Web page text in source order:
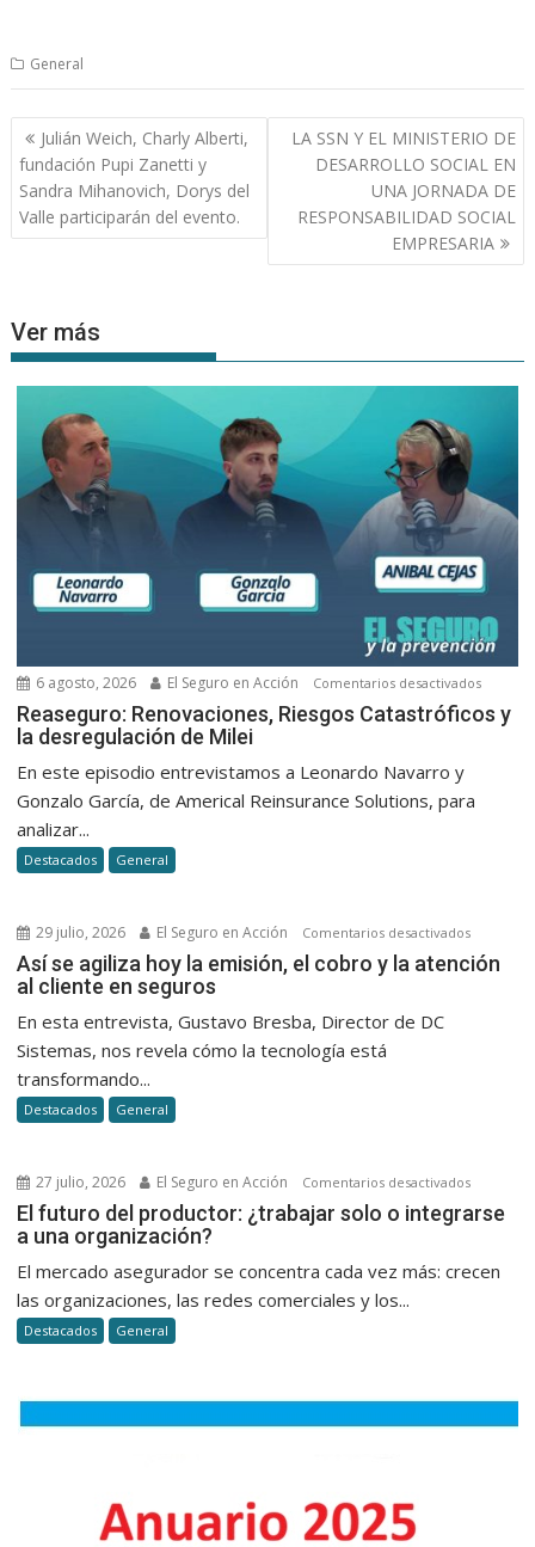
General
Navegación
de
entradas
Julián Weich, Charly Alberti,
fundación Pupi Zanetti y
Sandra Mihanovich, Dorys del
Valle participarán del evento.
LA SSN Y EL MINISTERIO DE
DESARROLLO SOCIAL EN
UNA JORNADA DE
RESPONSABILIDAD SOCIAL
EMPRESARIA
Ver más
6 agosto, 2026 El Seguro en Acción Comentarios desactivadosen
Reaseguro: Renovaciones, Riesgos Catastróficos y
la desregulación de Milei
En este episodio entrevistamos a Leonardo Navarro y
Gonzalo García, de Americal Reinsurance Solutions, para
analizar...
Destacados General
29 julio, 2026 El Seguro en Acción Comentarios desactivadosen
Así
atención
cliente
Así se agiliza hoy la emisión, el cobro y la atención
al cliente en seguros
En esta entrevista, Gustavo Bresba, Director de DC
Sistemas, nos revela cómo la tecnología está
transformando...
Destacados General
27 julio, 2026 El Seguro en Acción Comentarios desactivadosen
El
El futuro del productor: ¿trabajar solo o integrarse
a una organización?
El mercado asegurador se concentra cada vez más: crecen
las organizaciones, las redes comerciales y los...
Destacados General